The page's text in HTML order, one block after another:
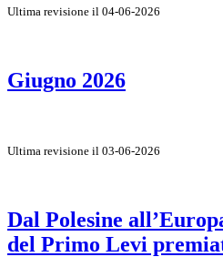
Ultima revisione il 04-06-2026
Giugno 2026
Ultima revisione il 03-06-2026
Dal Polesine
del Primo Levi